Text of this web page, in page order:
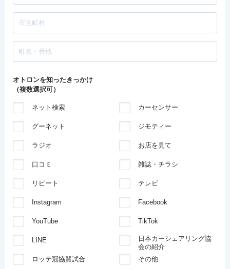
オトロンを知ったきっかけ
（複数選択可）
ネット検索 カーセンサー
グーネット ジモティー
ラジオ お店を見て
口コミ 雑誌・チラシ
リピート テレビ
Instagram Facebook
YouTube TikTok
LINE
日本カーシェアリング協
会の紹介
ロッテ冠協賛試合
その他